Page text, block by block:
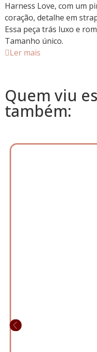
Harness Love, com um
coração, detalhe em
Essa peça trás luxo e
Tamanho único.
Ler mais
Quem viu
também: